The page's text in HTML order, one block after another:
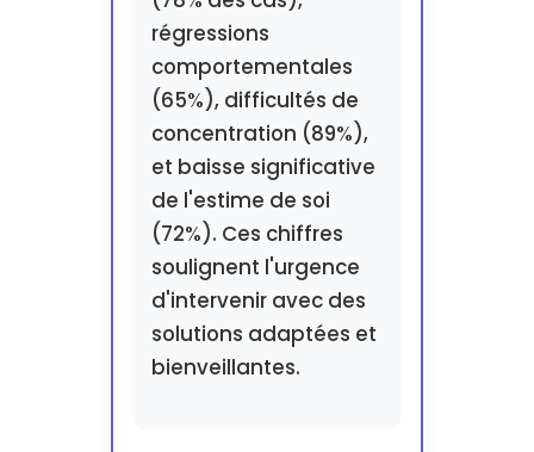
régressions
comportementales
(65%), difficultés de
concentration (89%),
et baisse significative
de l'estime de soi
(72%). Ces chiffres
soulignent l'urgence
d'intervenir avec des
solutions adaptées et
bienveillantes.